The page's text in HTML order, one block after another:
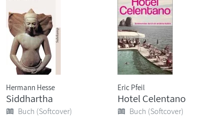
Hermann Hesse
Siddhartha
Buch (Softcover)
Eric Pfeil
Hotel Celentano
Buch (Softcover)